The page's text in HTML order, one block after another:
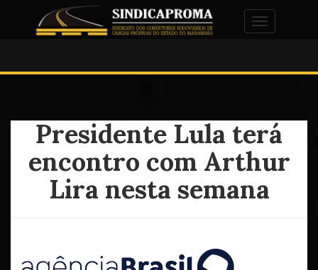
Alternar
Presidente Lula terá
encontro com Arthur
Lira nesta semana